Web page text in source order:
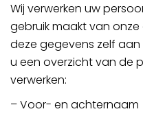
Wij verwerken uw
gebruik maakt van
deze gegevens zelf aan
u een overzicht van de
verwerken:
– Voor- en achternaam